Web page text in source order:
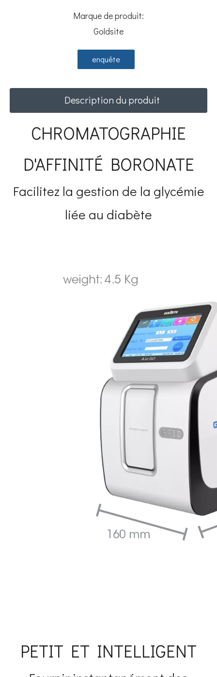
Marque de produit:
Goldsite
enquête
Description du produit
CHROMATOGRAPHIE
D'AFFINITÉ BORONATE
Facilitez la gestion de la glycémie
liée au diabète
PETIT ET INTELLIGENT